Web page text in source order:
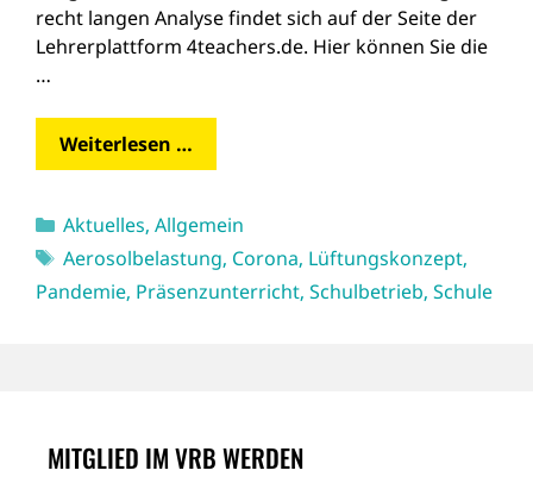
recht langen Analyse findet sich auf der Seite der
Lehrerplattform 4teachers.de. Hier können Sie die
…
Weiterlesen …
Kategorien
Aktuelles, Allgemein
Schlagwörter
Aerosolbelastung, Corona, Lüftungskonzept,
Pandemie, Präsenzunterricht, Schulbetrieb, Schule
MITGLIED IM VRB WERDEN